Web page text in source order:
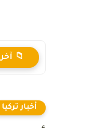
📁 آخر
أخبار تركيا